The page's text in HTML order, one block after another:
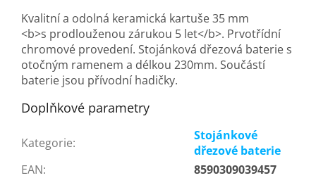
Kvalitní a odolná keramická kartuše 35 mm
<b>s prodlouženou zárukou 5 let</b>. Prvotřídní
chromové provedení. Stojánková dřezová baterie s
otočným ramenem a délkou 230mm. Součástí
baterie jsou přívodní hadičky.
Doplňkové parametry
Kategorie:
Stojánkové
dřezové baterie
EAN:
8590309039457